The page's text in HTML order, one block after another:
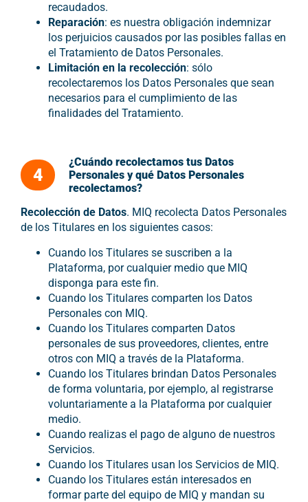
recaudados.
Reparación: es nuestra obligación indemnizar
los perjuicios causados por las posibles fallas en
el Tratamiento de Datos Personales.
Limitación en la recolección: sólo
recolectaremos los Datos Personales que sean
necesarios para el cumplimiento de las
finalidades del Tratamiento.
4
¿Cuándo recolectamos tus Datos
Personales y qué Datos Personales
recolectamos?
Recolección de Datos. MIQ recolecta Datos Personales
de los Titulares en los siguientes casos:
Cuando los Titulares se suscriben a la
Plataforma, por cualquier medio que MIQ
disponga para este fin.
Cuando los Titulares comparten los Datos
Personales con MIQ.
Cuando los Titulares comparten Datos
personales de sus proveedores, clientes, entre
otros con MIQ a través de la Plataforma.
Cuando los Titulares brindan Datos Personales
de forma voluntaria, por ejemplo, al registrarse
voluntariamente a la Plataforma por cualquier
medio.
Cuando realizas el pago de alguno de nuestros
Servicios.
Cuando los Titulares usan los Servicios de MIQ.
Cuando los Titulares están interesados en
formar parte del equipo de MIQ y mandan su